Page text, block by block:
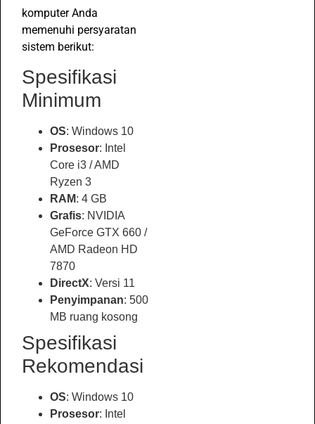
komputer Anda
memenuhi persyaratan
sistem berikut:
Spesifikasi
Minimum
OS: Windows 10
Prosesor: Intel
Core i3 / AMD
Ryzen 3
RAM: 4 GB
Grafis: NVIDIA
GeForce GTX 660 /
AMD Radeon HD
7870
DirectX: Versi 11
Penyimpanan: 500
MB ruang kosong
Spesifikasi
Rekomendasi
OS: Windows 10
Prosesor: Intel